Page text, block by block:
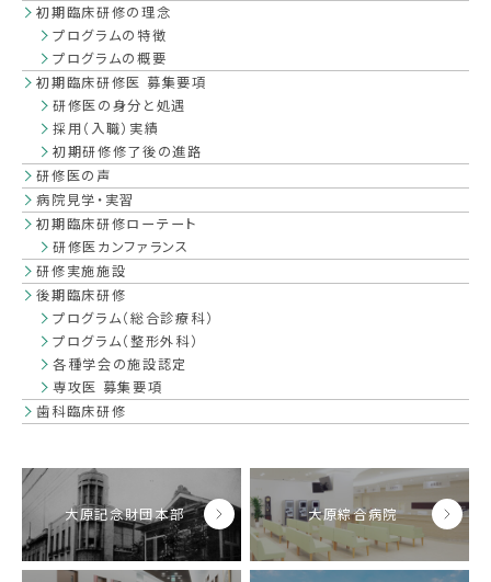
初期臨床研修の理念
プログラムの特徴
プログラムの概要
初期臨床研修医 募集要項
研修医の身分と処遇
採用（入職）実績
初期研修修了後の進路
研修医の声
病院見学・実習
初期臨床研修ローテート
研修医カンファランス
研修実施施設
後期臨床研修
プログラム（総合診療科）
プログラム（整形外科）
各種学会の施設認定
専攻医 募集要項
歯科臨床研修
大原記念財団本部 大原綜合病院